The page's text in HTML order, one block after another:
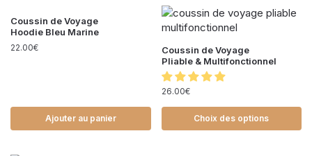
Coussin de Voyage
Hoodie Bleu Marine
22.00€
Ajouter au panier
Coussin de Voyage
Pliable & Multifonctionnel
26.00€
Choix des options